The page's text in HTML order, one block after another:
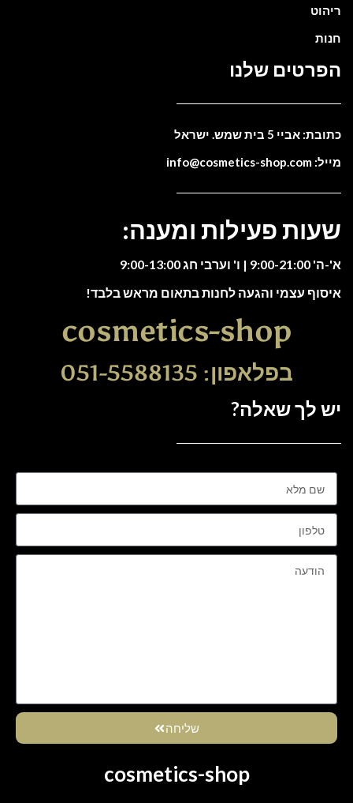
ריהוט
חנות
הפרטים שלנו
כתובת: אביי 5 בית שמש. ישראל
מייל: info@cosmetics-shop.com
שעות פעילות ומענה:
א'-ה' 9:00-21:00 | ו' וערבי חג 9:00-13:00
איסוף עצמי והגעה לחנות בתאום מראש בלבד!
cosmetics-shop
בפלאפון: 051-5588135
יש לך שאלה?
שליחה
cosmetics-shop